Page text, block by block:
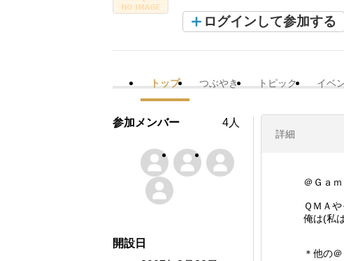
ログインして参加する
トップ つぶやき トピック イベ
詳細
＠Ｇａ
ＱＭＡ
俺は(私
＊他の
参加メンバー 4人
開設日